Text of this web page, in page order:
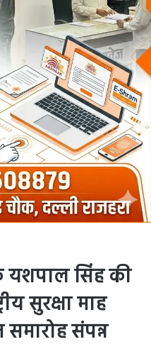
यशपाल सिंह की
सुरक्षा माह
संपन्न